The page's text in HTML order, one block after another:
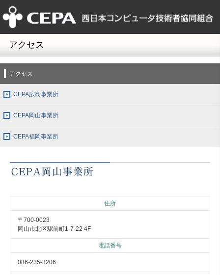
アクセス
アクセス
CEPA広島事業所
CEPA岡山事業所
CEPA福岡事業所
住所
〒700-0023
岡山市北区駅前町1-7-22 4F
電話番号
086-235-3206